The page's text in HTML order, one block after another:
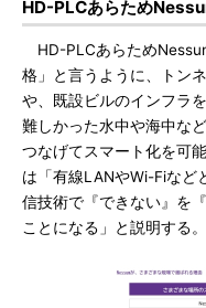
HD-PLCあらため
HD-PLCあらため
格」と言うように、トン
や、既設ビルのインフラ
難しかった水中や海中な
つなげてスマート化を可
は「有線LANやWi-Fiなど
信技術で『できない』を
ことになる」と説明する。